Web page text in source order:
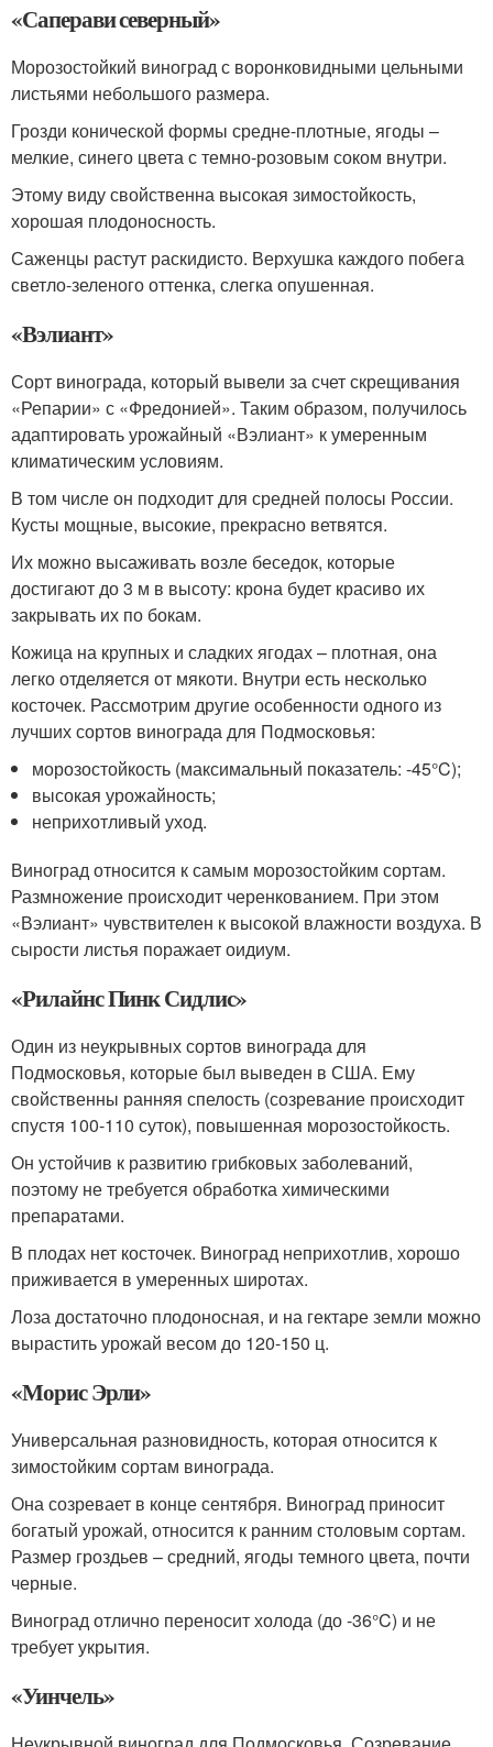
«Саперави северный»
Морозостойкий виноград с воронковидными цельными
листьями небольшого размера.
Грозди конической формы средне-плотные, ягоды –
мелкие, синего цвета с темно-розовым соком внутри.
Этому виду свойственна высокая зимостойкость,
хорошая плодоносность.
Саженцы растут раскидисто. Верхушка каждого побега
светло-зеленого оттенка, слегка опушенная.
«Вэлиант»
Сорт винограда, который вывели за счет скрещивания
«Репарии» с «Фредонией». Таким образом, получилось
адаптировать урожайный «Вэлиант» к умеренным
климатическим условиям.
В том числе он подходит для средней полосы России.
Кусты мощные, высокие, прекрасно ветвятся.
Их можно высаживать возле беседок, которые
достигают до 3 м в высоту: крона будет красиво их
закрывать их по бокам.
Кожица на крупных и сладких ягодах – плотная, она
легко отделяется от мякоти. Внутри есть несколько
косточек. Рассмотрим другие особенности одного из
лучших сортов винограда для Подмосковья:
морозостойкость (максимальный показатель: -45°C);
высокая урожайность;
неприхотливый уход.
Виноград относится к самым морозостойким сортам.
Размножение происходит черенкованием. При этом
«Вэлиант» чувствителен к высокой влажности воздуха. В
сырости листья поражает оидиум.
«Рилайнс Пинк Сидлис»
Один из неукрывных сортов винограда для
Подмосковья, которые был выведен в США. Ему
свойственны ранняя спелость (созревание происходит
спустя 100-110 суток), повышенная морозостойкость.
Он устойчив к развитию грибковых заболеваний,
поэтому не требуется обработка химическими
препаратами.
В плодах нет косточек. Виноград неприхотлив, хорошо
приживается в умеренных широтах.
Лоза достаточно плодоносная, и на гектаре земли можно
вырастить урожай весом до 120-150 ц.
«Морис Эрли»
Универсальная разновидность, которая относится к
зимостойким сортам винограда.
Она созревает в конце сентября. Виноград приносит
богатый урожай, относится к ранним столовым сортам.
Размер гроздьев – средний, ягоды темного цвета, почти
черные.
Виноград отлично переносит холода (до -36°C) и не
требует укрытия.
«Уинчель»